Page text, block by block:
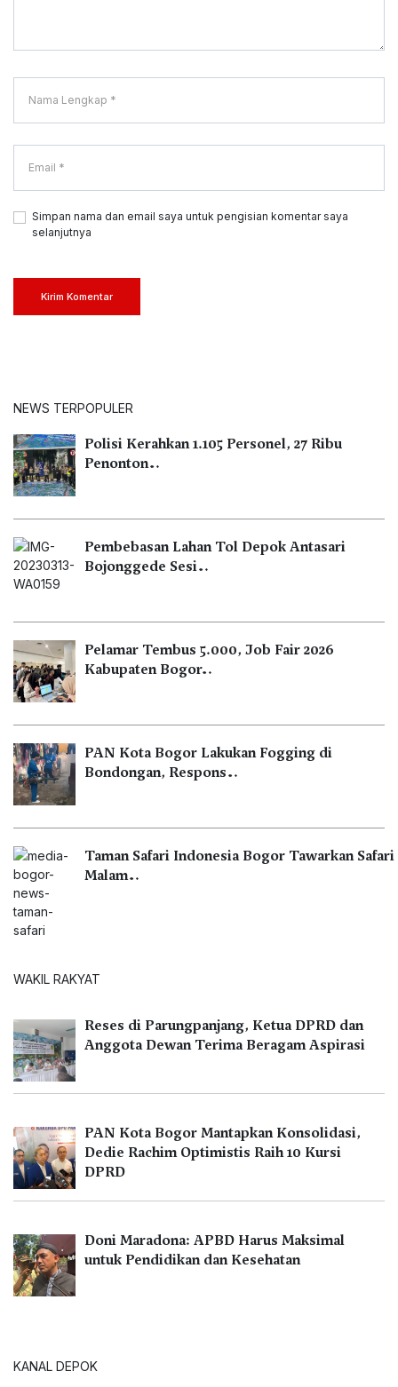
Simpan nama dan email saya untuk pengisian komentar saya
selanjutnya
Kirim Komentar
NEWS TERPOPULER
Polisi Kerahkan 1.105 Personel, 27 Ribu
Penonton…
Pembebasan Lahan Tol Depok Antasari
Bojonggede Sesi…
Pelamar Tembus 5.000, Job Fair 2026
Kabupaten Bogor…
PAN Kota Bogor Lakukan Fogging di
Bondongan, Respons…
Taman Safari Indonesia Bogor Tawarkan Safari
Malam…
WAKIL RAKYAT
Reses di Parungpanjang, Ketua DPRD dan
Anggota Dewan Terima Beragam Aspirasi
PAN Kota Bogor Mantapkan Konsolidasi,
Dedie Rachim Optimistis Raih 10 Kursi
DPRD
Doni Maradona: APBD Harus Maksimal
untuk Pendidikan dan Kesehatan
KANAL DEPOK